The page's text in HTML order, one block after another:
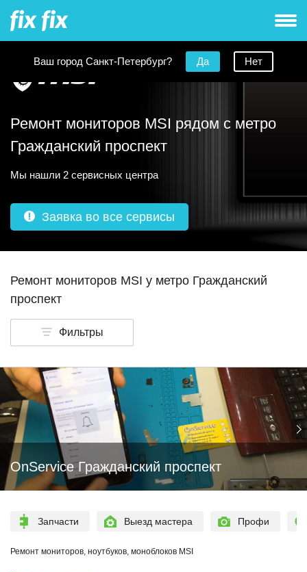
Ваш город Санкт-Петербург? Да Нет
Ремонт мониторов MSI рядом с метро
Гражданский проспект
Мы нашли 2 сервисных центра
Заявка во все сервисы
Ремонт мониторов MSI у метро Гражданский
проспект
Фильтры
OnService Гражданский проспект
Запчасти Выезд мастера Профи
Ремонт мониторов, ноутбуков, моноблоков MSI